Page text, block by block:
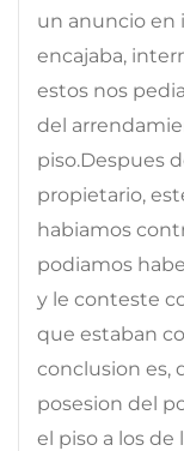
un anuncio en
encajaba,
estos nos
del
piso.Despues
propietario,
habiamos
podiamos
y le conteste
que estaban
conclusion es,
posesion del
el piso a los de